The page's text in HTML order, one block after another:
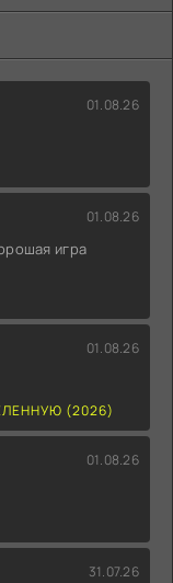
01.08.26
01.08.26
игра
01.08.26
(2026)
01.08.26
31.07.26